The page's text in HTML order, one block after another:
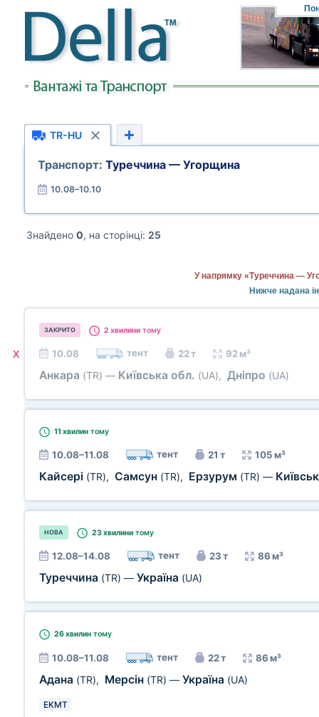
TR-HU
Транспорт: Туреччина — Угорщина
10.08–10.10
Знайдено 0, на сторінці: 25
У напрямку «Туреччина —
Нижче надана
X
ЗАКРИТО 2 хвилини тому
10.08 тент 22 т 92 м³
Анкара (TR) — Київська обл. (UA), Дніпро (UA)
11 хвилин тому
10.08–11.08 тент 21 т 105 м³
Кайсері (TR), Самсун (TR), Ерзурум (TR) —
НОВА 23 хвилини тому
12.08–14.08 тент 23 т 86 м³
Туреччина (TR) — Україна (UA)
26 хвилин тому
10.08–11.08 тент 22 т 86 м³
Адана (TR), Мерсін (TR) — Україна (UA)
EKMT